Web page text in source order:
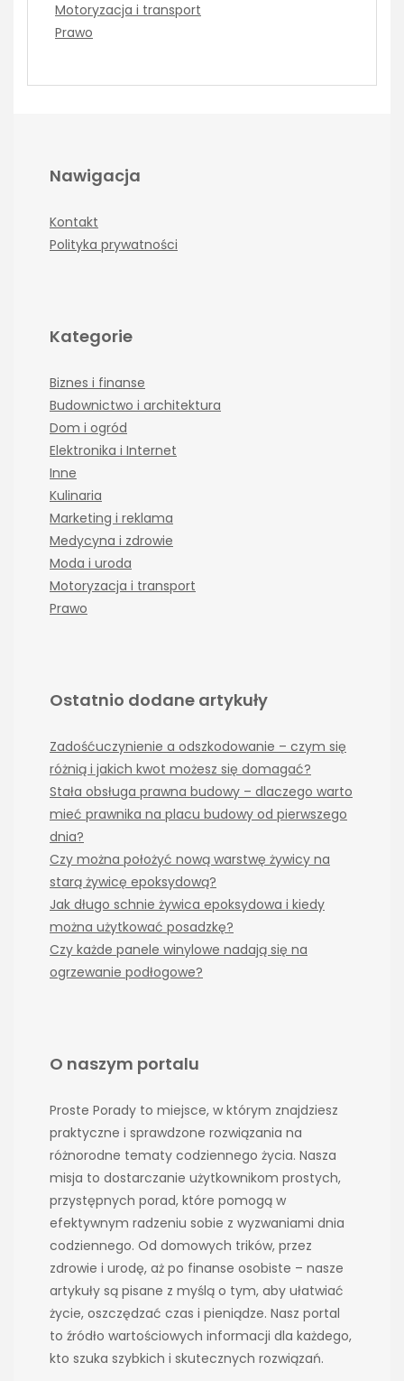
Motoryzacja i transport
Prawo
Nawigacja
Kontakt
Polityka prywatności
Kategorie
Biznes i finanse
Budownictwo i architektura
Dom i ogród
Elektronika i Internet
Inne
Kulinaria
Marketing i reklama
Medycyna i zdrowie
Moda i uroda
Motoryzacja i transport
Prawo
Ostatnio dodane artykuły
Zadośćuczynienie a odszkodowanie – czym się
różnią i jakich kwot możesz się domagać?
Stała obsługa prawna budowy – dlaczego warto
mieć prawnika na placu budowy od pierwszego
dnia?
Czy można położyć nową warstwę żywicy na
starą żywicę epoksydową?
Jak długo schnie żywica epoksydowa i kiedy
można użytkować posadzkę?
Czy każde panele winylowe nadają się na
ogrzewanie podłogowe?
O naszym portalu
Proste Porady to miejsce, w którym znajdziesz
praktyczne i sprawdzone rozwiązania na
różnorodne tematy codziennego życia. Nasza
misja to dostarczanie użytkownikom prostych,
przystępnych porad, które pomogą w
efektywnym radzeniu sobie z wyzwaniami dnia
codziennego. Od domowych trików, przez
zdrowie i urodę, aż po finanse osobiste – nasze
artykuły są pisane z myślą o tym, aby ułatwiać
życie, oszczędzać czas i pieniądze. Nasz portal
to źródło wartościowych informacji dla każdego,
kto szuka szybkich i skutecznych rozwiązań.